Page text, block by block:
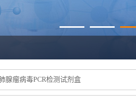
腺瘤病毒PCR检测试剂盒